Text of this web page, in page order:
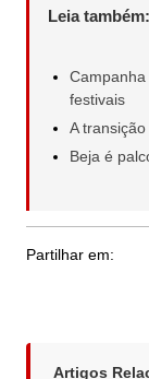
Leia também:
festivais
A
Beja é
Partilhar em:
Artigos